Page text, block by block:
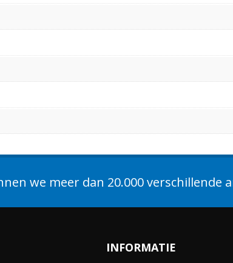
we meer dan 20.000 verschillende
INFORMATIE